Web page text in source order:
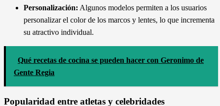
Personalización: Algunos modelos permiten a los usuarios
personalizar el color de los marcos y lentes, lo que incrementa
su atractivo individual.
Qué recetas de cocina se pueden hacer con Geronimo de
Gente Regia
Popularidad entre atletas y celebridades